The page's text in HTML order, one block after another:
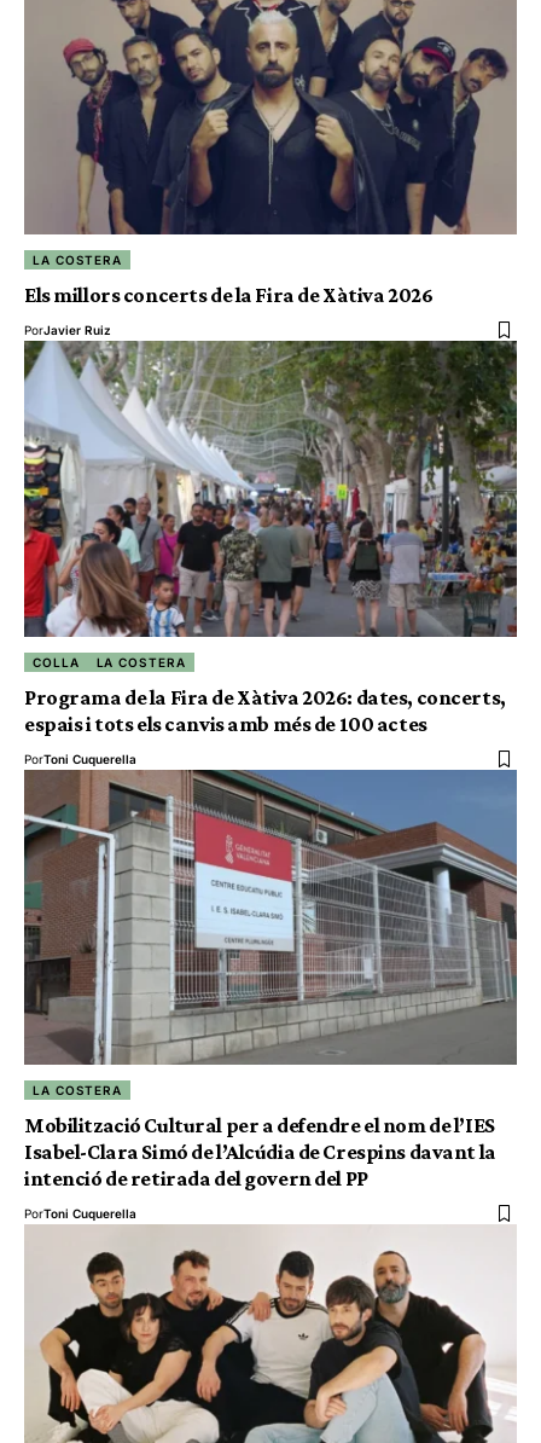
LA COSTERA
Els millors concerts de la Fira de Xàtiva 2026
PorJavier Ruiz
COLLA LA COSTERA
Programa de la Fira de Xàtiva 2026: dates, concerts,
espais i tots els canvis amb més de 100 actes
PorToni Cuquerella
LA COSTERA
Mobilització Cultural per a defendre el nom de l’IES
Isabel-Clara Simó de l’Alcúdia de Crespins davant la
intenció de retirada del govern del PP
PorToni Cuquerella